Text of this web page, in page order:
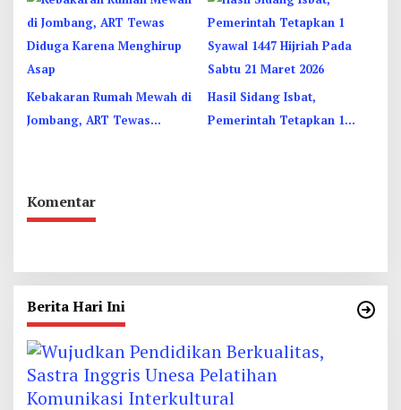
Kebakaran Rumah Mewah di
Jombang, ART Tewas
Hasil Sidang Isbat,
Pemerintah Tetapkan 1
Komentar
Berita Hari Ini